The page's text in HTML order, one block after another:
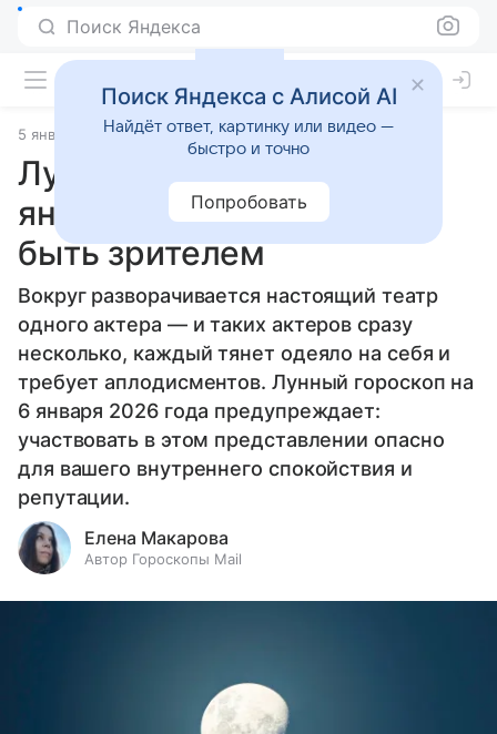
Поиск Яндекса
5 января 2026 Источник:Гороскопы Mail Статьи
Лунный гороскоп на 6
января 2026 года: лучше
быть зрителем
Вокруг разворачивается настоящий театр
одного актера — и таких актеров сразу
несколько, каждый тянет одеяло на себя и
требует аплодисментов. Лунный гороскоп на
6 января 2026 года предупреждает:
участвовать в этом представлении опасно
для вашего внутреннего спокойствия и
репутации.
Елена Макарова
Автор Гороскопы Mail
Поиск Яндекса с Алисой AI
Найдёт ответ, картинку или видео —
быстро и точно
Попробовать